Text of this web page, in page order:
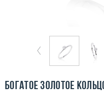
О компании
Богатое золотое